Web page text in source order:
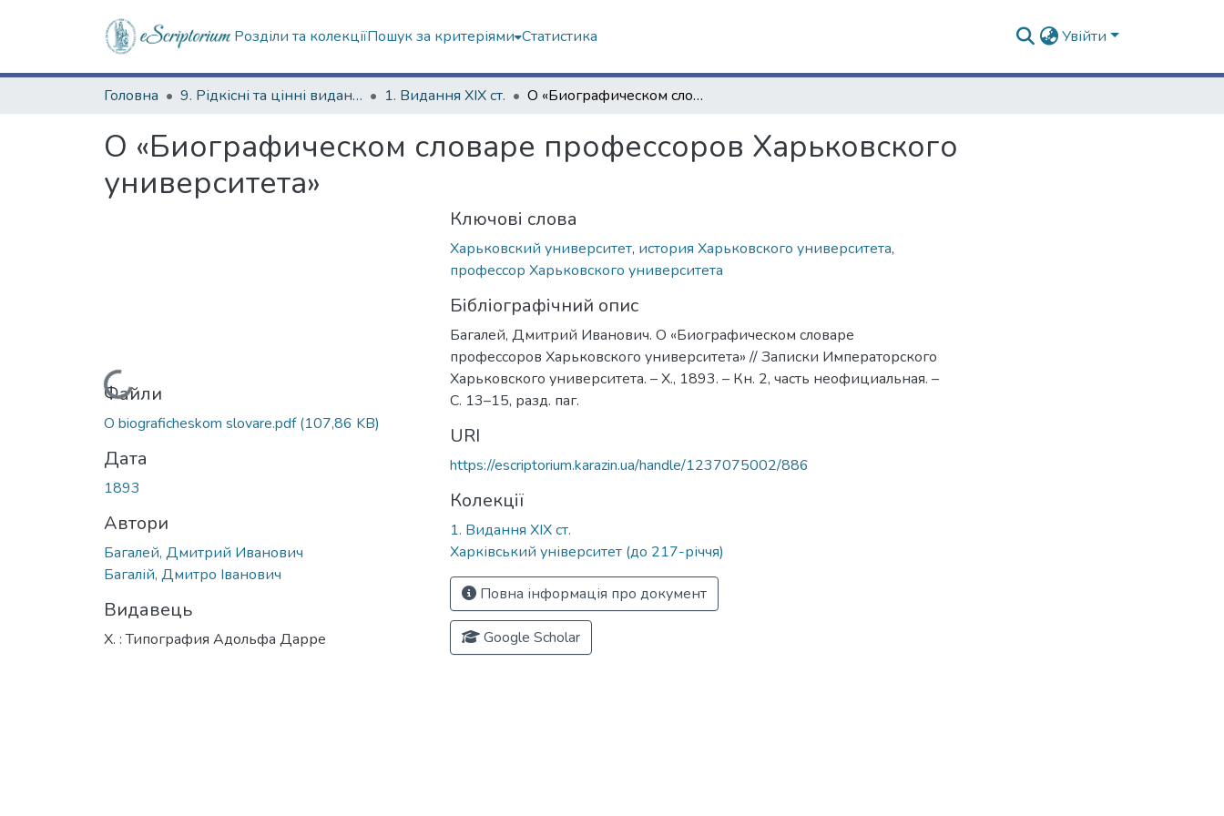
Розділи та колекціїПошук за критеріями Статистика Увійти
Головна 9. Рідкісні та цінні видання 1. Видання ХІХ ст. О «Биографическом словаре профессоров Харьковского университета»
О «Биографическом словаре профессоров Харьковского
университета»
Вантажиться...
Файли
O biograficheskom slovare.pdf(107,86 KB)
Дата
1893
Автори
Багалей, Дмитрий Иванович
Багалій, Дмитро Іванович
Видавець
Х. : Типография Адольфа Дарре
Ключові слова
Харьковский университет, история Харьковского университета,
профессор Харьковского университета
Бібліографічний опис
Багалей, Дмитрий Иванович. О «Биографическом словаре
профессоров Харьковского университета» // Записки Императорского
Харьковского университета. – Х., 1893. – Кн. 2, часть неофициальная. –
С. 13–15, разд. паг.
URI
https://escriptorium.karazin.ua/handle/1237075002/886
Колекції
1. Видання ХІХ ст.
Харківський університет (до 217-річчя)
Повна інформація про документ
Google Scholar